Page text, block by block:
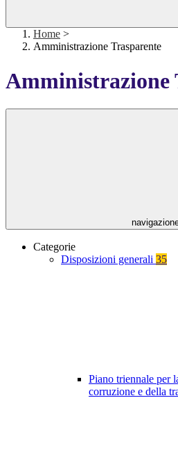
Home >
Amministrazione Trasparente
Amministrazione
Categorie
Disposizioni generali 35
Piano triennale per
corruzione e della